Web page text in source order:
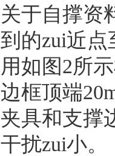
关于自撑资
到的zui近点
用如图2所
边框顶端
夹具和支撑
干扰zui小。